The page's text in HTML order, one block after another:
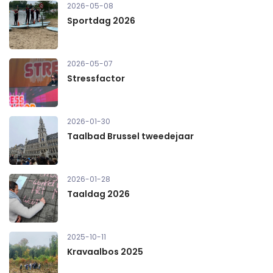
2026-05-08
Sportdag 2026
2026-05-07
Stressfactor
2026-01-30
Taalbad Brussel tweedejaar
2026-01-28
Taaldag 2026
2025-10-11
Kravaalbos 2025